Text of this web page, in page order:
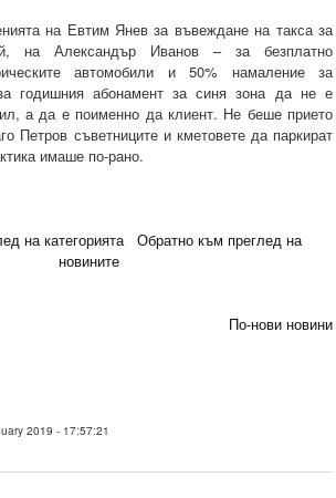
на Евтим Янев за въвеждане на такса за
на Александър Иванов – за безплатно
автомобили и 50% намаление за
годишния абонамент за синя зона да не е
а да е поименно да клиент. Не беше прието
Петров съветниците и кметовете да паркират
имаше по-рано.
на категорията
Обратно към преглед на
новините
По-нови новини
2019 - 17:57:21